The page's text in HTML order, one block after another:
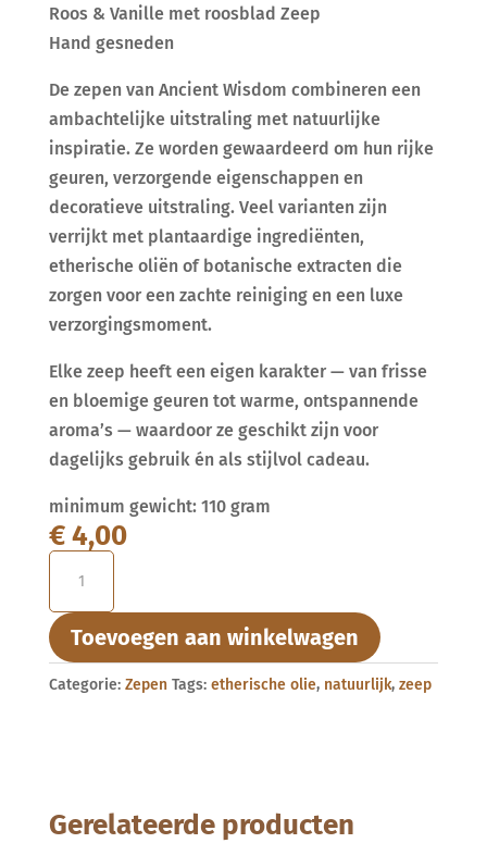
Roos & Vanille met roosblad Zeep
Hand gesneden
De zepen van Ancient Wisdom combineren een
ambachtelijke uitstraling met natuurlijke
inspiratie. Ze worden gewaardeerd om hun rijke
geuren, verzorgende eigenschappen en
decoratieve uitstraling. Veel varianten zijn
verrijkt met plantaardige ingrediënten,
etherische oliën of botanische extracten die
zorgen voor een zachte reiniging en een luxe
verzorgingsmoment.
Elke zeep heeft een eigen karakter — van frisse
en bloemige geuren tot warme, ontspannende
aroma’s — waardoor ze geschikt zijn voor
dagelijks gebruik én als stijlvol cadeau.
minimum gewicht: 110 gram
€4,00
Vanille
met
roosblad
Toevoegen aan winkelwagen
Categorie: Zepen Tags: etherische olie, natuurlijk, zeep
Gerelateerde producten